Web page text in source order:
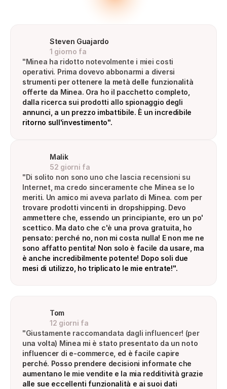
Steven Guajardo
1 giorno fa
"Minea ha ridotto notevolmente i miei costi
operativi. Prima dovevo abbonarmi a diversi
strumenti per ottenere la metà delle funzionalità
offerte da Minea. Ora ho il pacchetto completo,
dalla ricerca sui prodotti allo spionaggio degli
annunci, a un prezzo imbattibile. È un incredibile
ritorno sull'investimento".
Malik
52 giorni fa
"Di solito non sono uno che lascia recensioni su
Internet, ma credo sinceramente che Minea se lo
meriti. Un amico mi aveva parlato di Minea. com per
trovare prodotti vincenti in dropshipping. Devo
ammettere che, essendo un principiante, ero un po'
scettico. Ma dato che c'è una prova gratuita, ho
pensato: perché no, non mi costa nulla! E non me ne
sono affatto pentita! Non solo è facile da usare, ma
è anche incredibilmente potente! Dopo soli due
mesi di utilizzo, ho triplicato le mie entrate!".
Tom
12 giorni fa
"Giustamente raccomandata dagli influencer! (per
una volta) Minea mi è stato presentato da un noto
influencer di e-commerce, ed è facile capire
perché. Posso prendere decisioni informate che
aumentano le mie vendite e la mia redditività grazie
alle sue eccellenti funzionalità e ai suoi dati